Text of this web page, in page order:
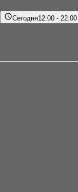
Сегодня12:00 - 22:00